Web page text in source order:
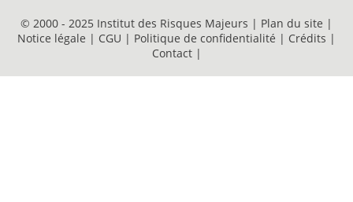
© 2000 - 2025 Institut des Risques Majeurs | Plan du site |
Notice légale | CGU | Politique de confidentialité | Crédits |
Contact |